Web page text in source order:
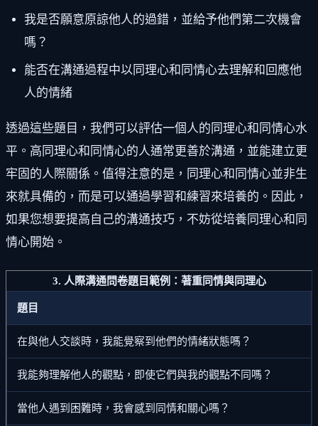
我是否願意原諒他人的過錯，並給予他們第二次機會
嗎？
能否在溝通過程中以同理心和同情心去理解和回應他
人的情緒
透過這些題目，我們可以評估一個人的同理心和同情心水
平。高同理心和同情心的人通常更善於溝通，並能建立更
牢固的人際關係。值得注意的是，同理心和同情心並非生
來就具備的，而是可以通過學習和練習來培養的。因此，
如果您想要提高自己的溝通技巧，不妨從培養同理心和同
情心開始。
3. 人際溝通問卷題目範例：著重同情與同理心
題目
在與他人交談時，我能覺察到他們的情緒狀態嗎？
我能夠理解他人的觀點，即使它們與我的觀點不同嗎？
當他人遇到困難時，我會感到同情和關心嗎？